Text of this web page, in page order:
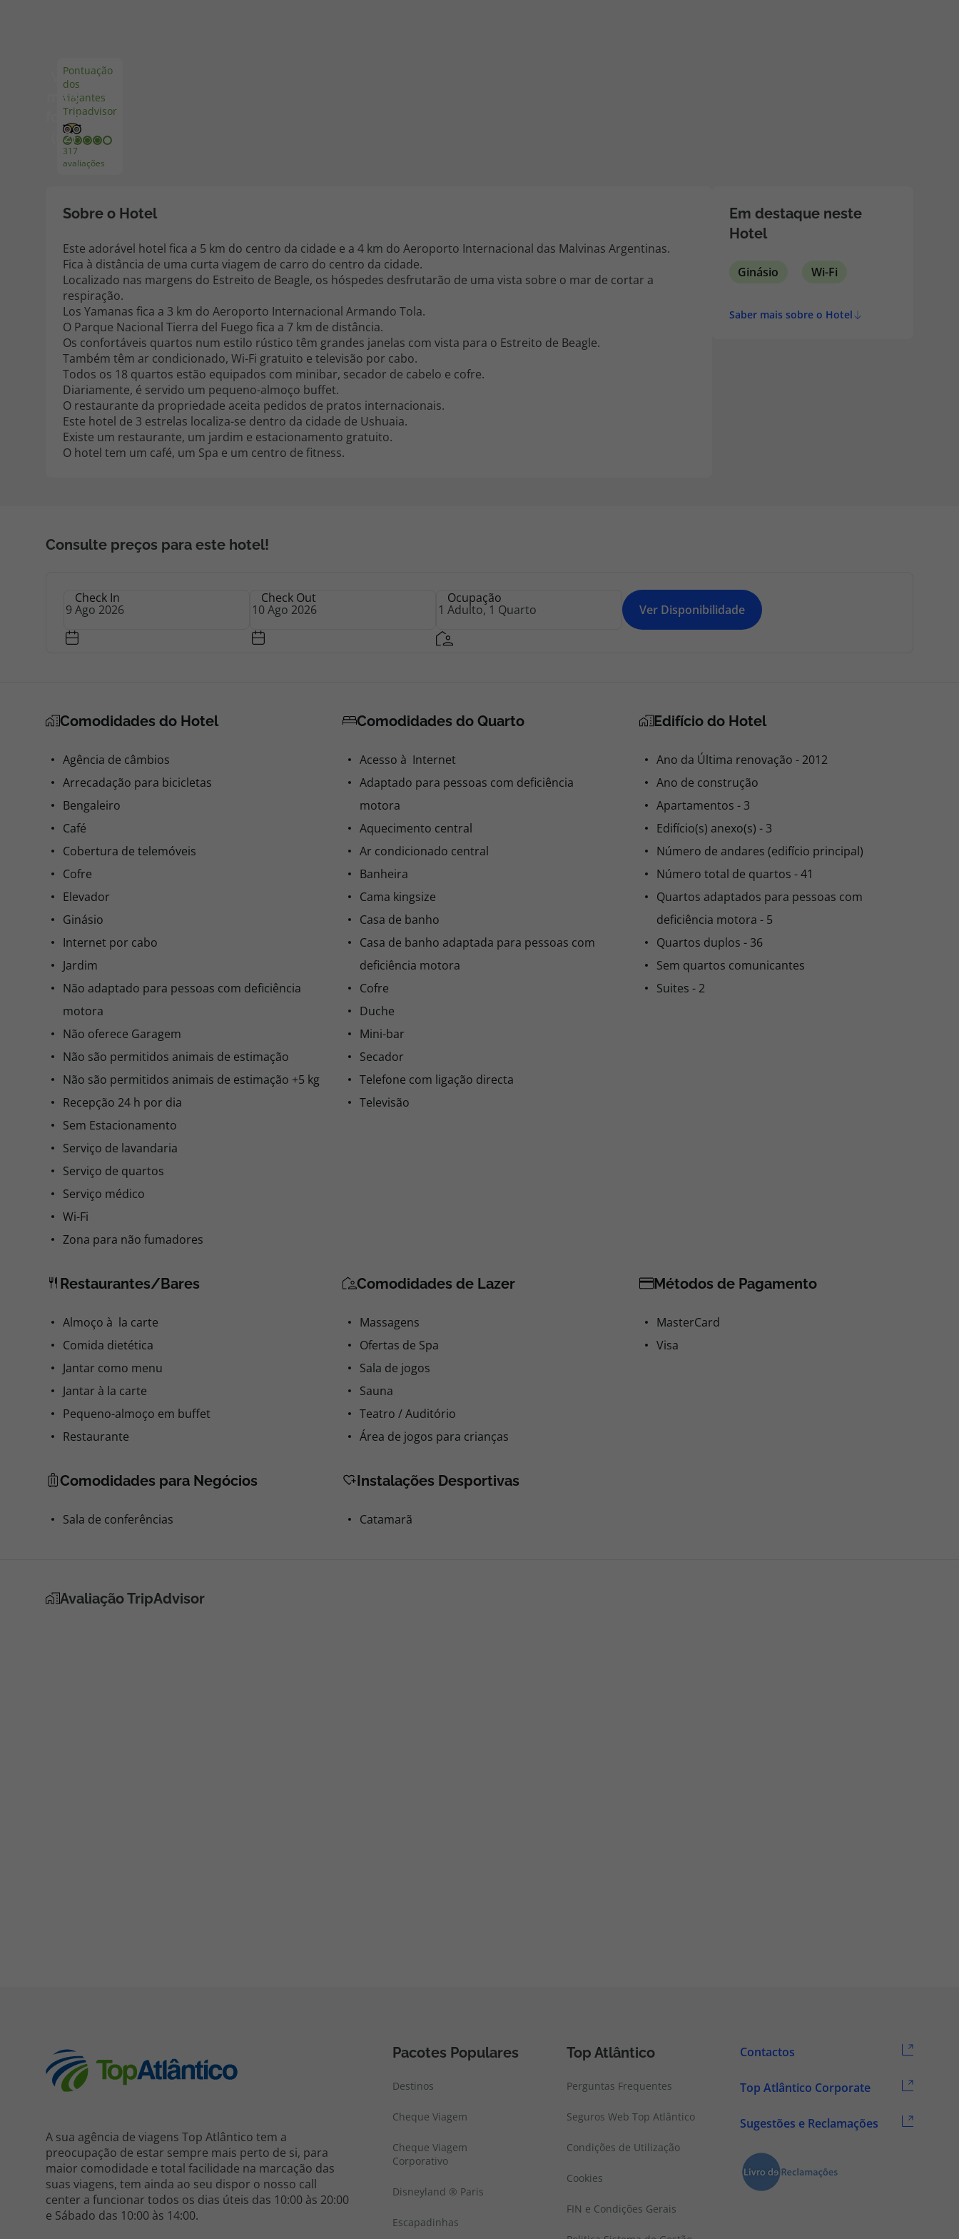
Disneyland ® Paris
Pontuação
dos
viajantes
Tripadvisor
317
avaliações
Ver
mais
fotos
(62)
Sobre o Hotel
Este adorável hotel fica a 5 km do centro da cidade e a 4 km do Aeroporto Internacional das Malvinas Argentinas.
Fica à distância de uma curta viagem de carro do centro da cidade.
Localizado nas margens do Estreito de Beagle, os hóspedes desfrutarão de uma vista sobre o mar de cortar a
respiração.
Los Yamanas fica a 3 km do Aeroporto Internacional Armando Tola.
O Parque Nacional Tierra del Fuego fica a 7 km de distância.
Os confortáveis quartos num estilo rústico têm grandes janelas com vista para o Estreito de Beagle.
Também têm ar condicionado, Wi-Fi gratuito e televisão por cabo.
Todos os 18 quartos estão equipados com minibar, secador de cabelo e cofre.
Diariamente, é servido um pequeno-almoço buffet.
O restaurante da propriedade aceita pedidos de pratos internacionais.
Este hotel de 3 estrelas localiza-se dentro da cidade de Ushuaia.
Existe um restaurante, um jardim e estacionamento gratuito.
O hotel tem um café, um Spa e um centro de fitness.
Em destaque neste
Hotel
Ginásio Wi-Fi
Saber mais sobre o Hotel
Consulte preços para este hotel!
Check In Check Out Ocupação
Ver Disponibilidade
Comodidades do Hotel
Agência de câmbios
Arrecadação para bicicletas
Bengaleiro
Café
Cobertura de telemóveis
Cofre
Elevador
Ginásio
Internet por cabo
Jardim
Não adaptado para pessoas com deficiência
motora
Não oferece Garagem
Não são permitidos animais de estimação
Não são permitidos animais de estimação +5 kg
Recepção 24 h por dia
Sem Estacionamento
Serviço de lavandaria
Serviço de quartos
Serviço médico
Wi-Fi
Zona para não fumadores
Comodidades do Quarto
Acesso à Internet
Adaptado para pessoas com deficiência
motora
Aquecimento central
Ar condicionado central
Banheira
Cama kingsize
Casa de banho
Casa de banho adaptada para pessoas com
deficiência motora
Cofre
Duche
Mini-bar
Secador
Telefone com ligação directa
Televisão
Edifício do Hotel
Ano da Última renovação - 2012
Ano de construção
Apartamentos - 3
Edifício(s) anexo(s) - 3
Número de andares (edifício principal)
Número total de quartos - 41
Quartos adaptados para pessoas com
deficiência motora - 5
Quartos duplos - 36
Sem quartos comunicantes
Suites - 2
Restaurantes/Bares
Almoço à la carte
Comida dietética
Jantar como menu
Jantar à la carte
Pequeno-almoço em buffet
Restaurante
Comodidades de Lazer
Massagens
Ofertas de Spa
Sala de jogos
Sauna
Teatro / Auditório
Área de jogos para crianças
Métodos de Pagamento
MasterCard
Visa
Comodidades para Negócios
Sala de conferências
Instalações Desportivas
Catamarã
Avaliação TripAdvisor
A sua agência de viagens Top Atlântico tem a
preocupação de estar sempre mais perto de si, para
maior comodidade e total facilidade na marcação das
suas viagens, tem ainda ao seu dispor o nosso call
center a funcionar todos os dias úteis das 10:00 às 20:00
e Sábado das 10:00 às 14:00.
Pacotes Populares
Destinos
Cheque Viagem
Cheque Viagem
Corporativo
Disneyland ® Paris
Escapadinhas
Top Atlântico
Perguntas Frequentes
Seguros Web Top Atlântico
Condições de Utilização
Cookies
FIN e Condições Gerais
Contactos
Top Atlântico Corporate
Sugestões e Reclamações